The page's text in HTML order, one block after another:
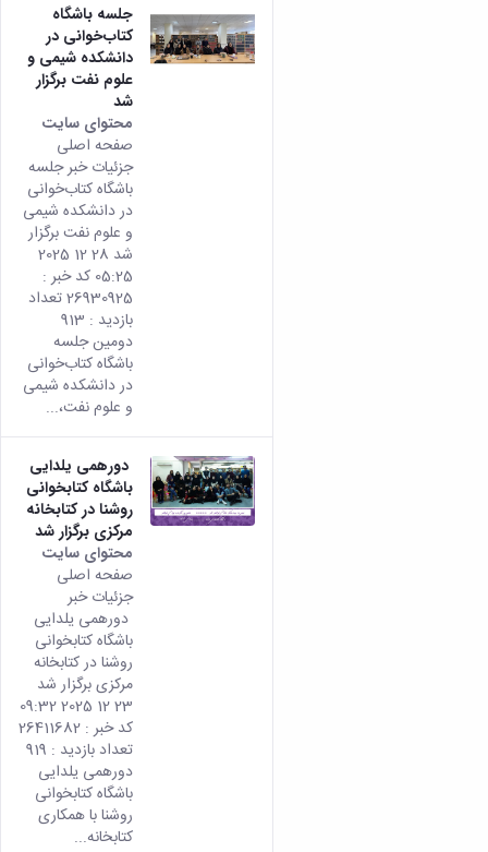
جلسه باشگاه
کتاب‌خوانی در
دانشکده شیمی و
علوم نفت برگزار
شد
محتوای سایت
صفحه اصلی
جزئیات خبر جلسه
باشگاه کتاب‌خوانی
در دانشکده شیمی
و علوم نفت برگزار
شد 28 12 2025
05:25 کد خبر :
26930925 تعداد
بازدید : 913
دومین جلسه
باشگاه کتاب‌خوانی
در دانشکده شیمی
و علوم نفت،...
دورهمی یلدایی
باشگاه کتابخوانی
روشنا در کتابخانه
مرکزی برگزار شد
محتوای سایت
صفحه اصلی
جزئیات خبر
دورهمی یلدایی
باشگاه کتابخوانی
روشنا در کتابخانه
مرکزی برگزار شد
23 12 2025 09:32
کد خبر : 26411682
تعداد بازدید : 919
دورهمی یلدایی
باشگاه کتابخوانی
روشنا با همکاری
کتابخانه...